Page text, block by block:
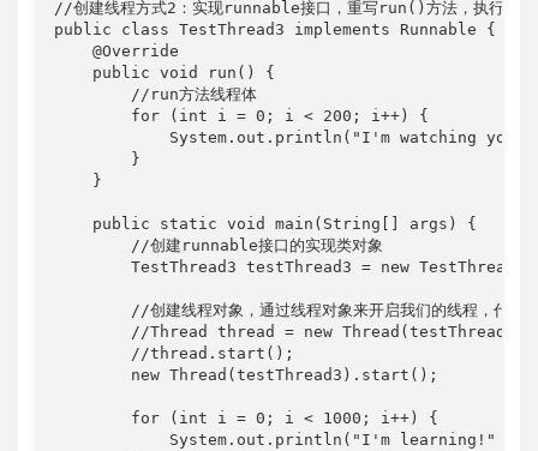
//创建线程方式2：实现runnable接口，重写run()方法，执行线
public class TestThread3 implements Runnable {
    @Override
    public void run() {
        //run方法线程体
        for (int i = 0; i < 200; i++) {
System.out.println("I'm watching
        }
    }
    public static void main(String[] args) {
        //创建runnable接口的实现类对象
TestThread3 testThread3 = new
        //创建线程对象，通过线程对象来开启我们的线程，代理
        //Thread thread = new Thread(testThread3);
        //thread.start();
        new Thread(testThread3).start();
        for (int i = 0; i < 1000; i++) {
System.out.println("I'm learning!" +